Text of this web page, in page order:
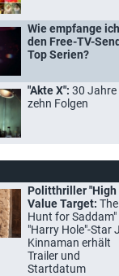
Wie empfange ich
den Free-TV-
Top Serien?
"Akte X": 30 Jahre
zehn Folgen
Politthriller "High
Value Target: The
Hunt for Saddam"
"Harry Hole"-Star
Kinnaman erhält
Trailer und
Startdatum